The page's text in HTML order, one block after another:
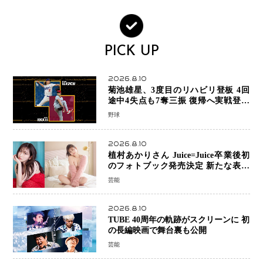
PICK UP
2026.8.10
菊池雄星、3度目のリハビリ登板 4回
途中4失点も7奪三振 復帰へ実戦登板
を重ねる
野球
2026.8.10
植村あかりさん Juice=Juice卒業後初
のフォトブック発売決定 新たな表現
者としての“今”を凝縮
芸能
2026.8.10
TUBE 40周年の軌跡がスクリーンに 初
の長編映画で舞台裏も公開
芸能